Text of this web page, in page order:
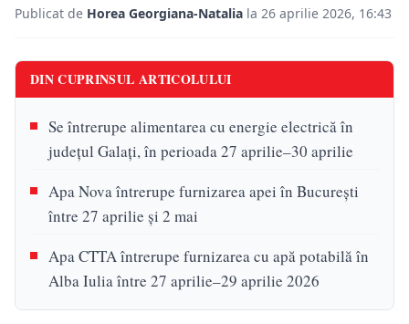
Publicat de Horea Georgiana-Natalia la 26 aprilie 2026, 16:43
DIN CUPRINSUL ARTICOLULUI
Se întrerupe alimentarea cu energie electrică în
județul Galați, în perioada 27 aprilie–30 aprilie
Apa Nova întrerupe furnizarea apei în București
între 27 aprilie și 2 mai
Apa CTTA întrerupe furnizarea cu apă potabilă în
Alba Iulia între 27 aprilie–29 aprilie 2026